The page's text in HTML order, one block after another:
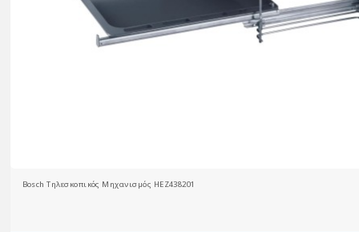
Bosch Τηλεσκοπικός Μηχανισμός HEZ438201